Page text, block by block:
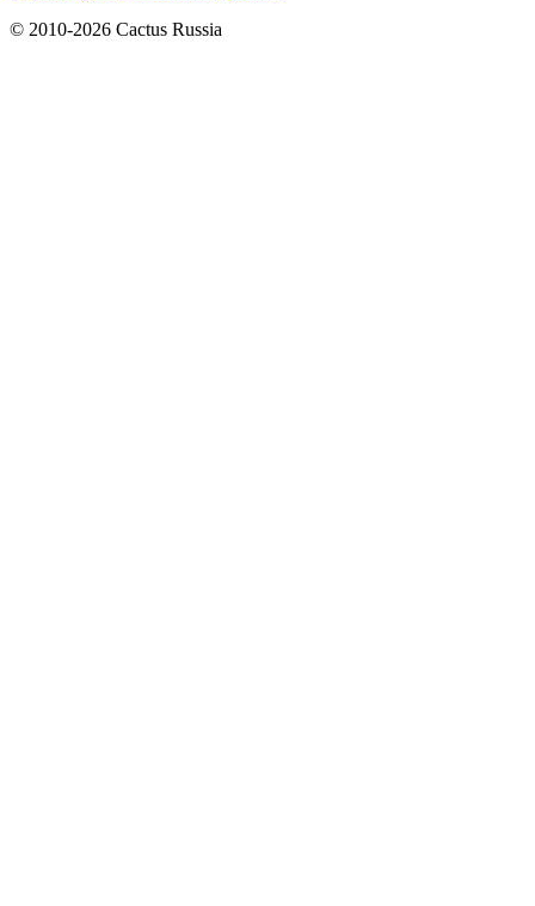
© 2010-2026 Cactus Russia